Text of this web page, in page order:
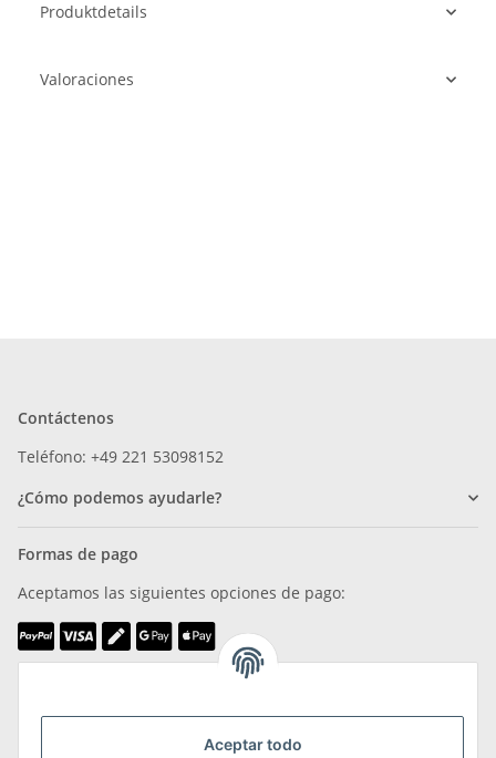
Aceptar todo
Produktdetails
Valoraciones
Contáctenos
Teléfono: +49 221 53098152
¿Cómo podemos ayudarle?
Formas de pago
Aceptamos las siguientes opciones de pago: